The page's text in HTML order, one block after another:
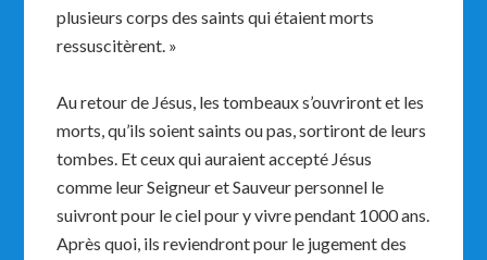
plusieurs corps des saints qui étaient morts
ressuscitèrent. »
Au retour de Jésus, les tombeaux s’ouvriront et les
morts, qu’ils soient saints ou pas, sortiront de leurs
tombes. Et ceux qui auraient accepté Jésus
comme leur Seigneur et Sauveur personnel le
suivront pour le ciel pour y vivre pendant 1000 ans.
Après quoi, ils reviendront pour le jugement des